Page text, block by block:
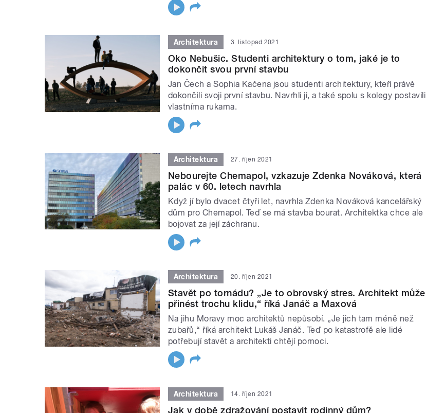
Architektura 3. listopad 2021
Oko Nebušic. Studenti architektury o tom, jaké je to
dokončit svou první stavbu
Jan Čech a Sophia Kačena jsou studenti architektury, kteří právě
dokončili svoji první stavbu. Navrhli ji, a také spolu s kolegy postavili
vlastníma rukama.
Architektura 27. říjen 2021
Nebourejte Chemapol, vzkazuje Zdenka Nováková, která
palác v 60. letech navrhla
Když jí bylo dvacet čtyři let, navrhla Zdenka Nováková kancelářský
dům pro Chemapol. Teď se má stavba bourat. Architektka chce ale
bojovat za její záchranu.
Architektura 20. říjen 2021
Stavět po tornádu? „Je to obrovský stres. Architekt může
přinést trochu klidu,“ říká Janáč a Maxová
Na jihu Moravy moc architektů nepůsobí. „Je jich tam méně než
zubařů,“ říká architekt Lukáš Janáč. Teď po katastrofě ale lidé
potřebují stavět a architekti chtějí pomoci.
Architektura 14. říjen 2021
Jak v době zdražování postavit rodinný dům?